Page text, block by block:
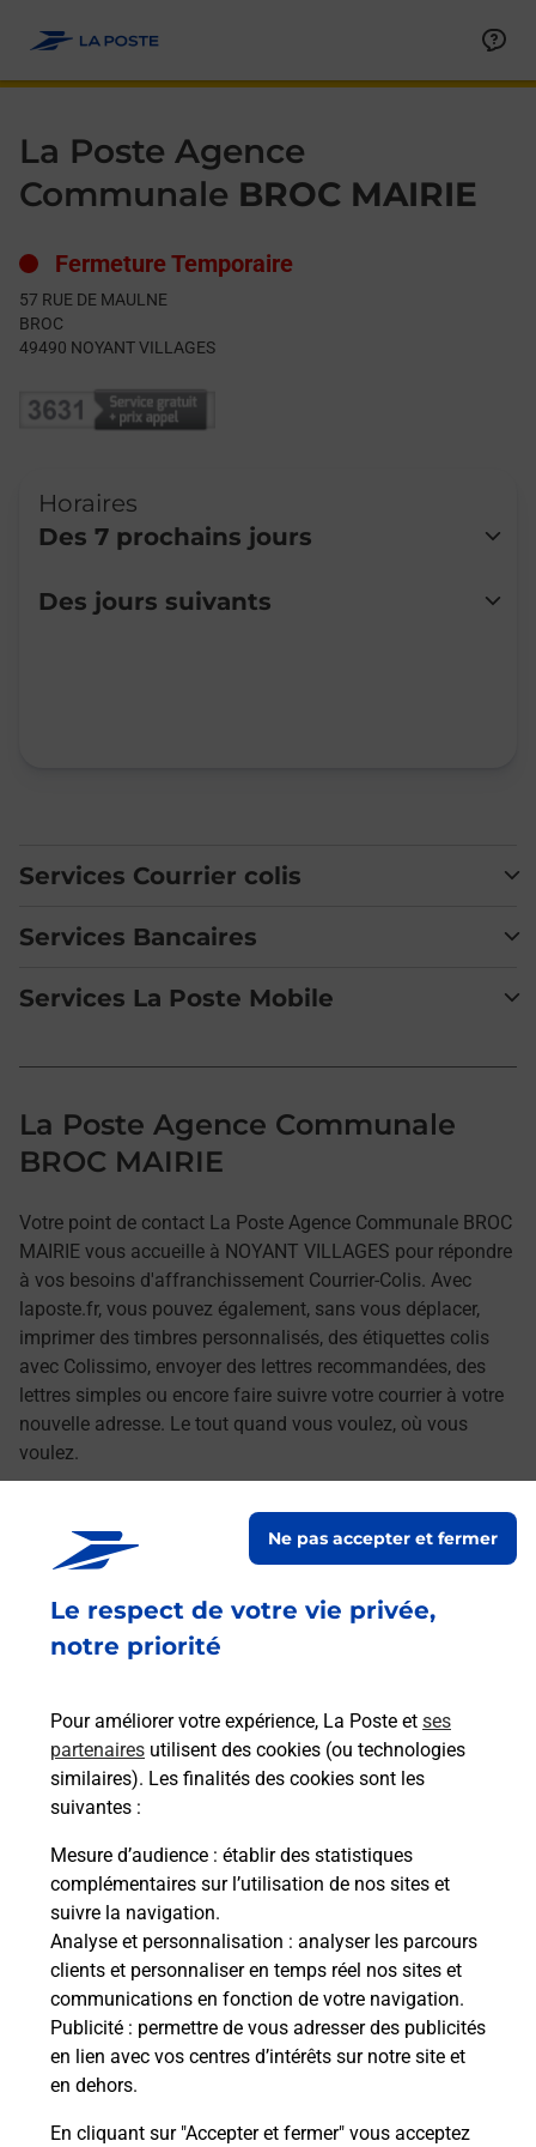
Le respect de votre vie privée,
notre priorité
Pour améliorer votre expérience, La Poste et ses
partenaires utilisent des cookies (ou technologies
similaires). Les finalités des cookies sont les
suivantes :
Mesure d’audience : établir des statistiques
complémentaires sur l’utilisation de nos sites et
suivre la navigation.
Analyse et personnalisation : analyser les parcours
clients et personnaliser en temps réel nos sites et
communications en fonction de votre navigation.
Publicité : permettre de vous adresser des publicités
en lien avec vos centres d’intérêts sur notre site et
en dehors.
En cliquant sur "Accepter et fermer" vous acceptez
Ne pas accepter et fermer
La Poste Agence
Communale BROC MAIRIE
Fermeture Temporaire
57 RUE DE MAULNE
BROC
49490 NOYANT VILLAGES
Horaires
Des 7 prochains jours
Lundi
Fermé
Des jours suivants
Services Courrier colis
Services Bancaires
Services La Poste Mobile
La Poste Agence Communale
BROC MAIRIE
Votre point de contact La Poste Agence Communale BROC
MAIRIE vous accueille à NOYANT VILLAGES pour répondre
à vos besoins d'affranchissement Courrier-Colis. Avec
laposte.fr, vous pouvez également, sans vous déplacer,
imprimer des timbres personnalisés, des étiquettes colis
avec Colissimo, envoyer des lettres recommandées, des
lettres simples ou encore faire suivre votre courrier à votre
nouvelle adresse. Le tout quand vous voulez, où vous
voulez.
Retrouvez toutes nos offres en ligne sur notre site